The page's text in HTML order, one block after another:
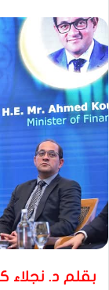
بقلم د. نجلاء